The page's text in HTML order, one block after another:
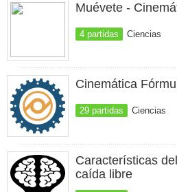
Muévete -
4 partidas Ciencias
Cinemática
29 partidas Ciencias
Características
caída libre